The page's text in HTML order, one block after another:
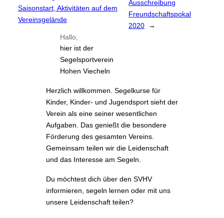
Saisonstart, Aktivitäten auf dem
Vereinsgelände
Ausschreibung
Freundschaftspokal
2020
→
Hallo,
hier ist der
Segelsportverein
Hohen Viecheln
Herzlich willkommen. Segelkurse für
Kinder, Kinder- und Jugendsport sieht der
Verein als eine seiner wesentlichen
Aufgaben. Das genießt die besondere
Förderung des gesamten Vereins.
Gemeinsam teilen wir die Leidenschaft
und das Interesse am Segeln.
Du möchtest dich über den SVHV
informieren, segeln lernen oder mit uns
unsere Leidenschaft teilen?